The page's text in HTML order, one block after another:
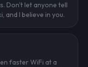
Don't let anyone tell
and I believe in you.
faster WiFi at a